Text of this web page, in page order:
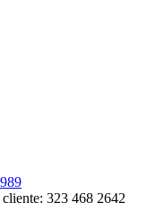
323 468 2642